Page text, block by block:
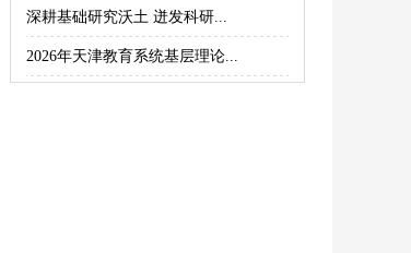
深耕基础研究沃土 迸发科研...
2026年天津教育系统基层理论...